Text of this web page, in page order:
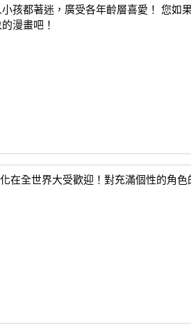
孩都著迷，廣受各年齡層喜愛！ 您如
漫畫吧！
在全世界大受歡迎！對充滿個性的角